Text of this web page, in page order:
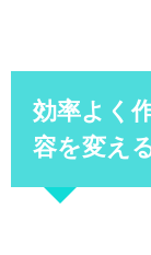
効率よく
容を変え